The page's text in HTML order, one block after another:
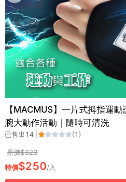
【MACMUS】一片式拇指運
腕大動作活動｜隨時可清洗
已售出 14 (1 )
原價$323
特價$250/入